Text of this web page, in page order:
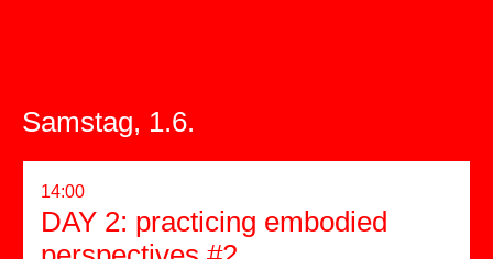
Samstag, 1.6.
14:00
DAY 2: practicing embodied